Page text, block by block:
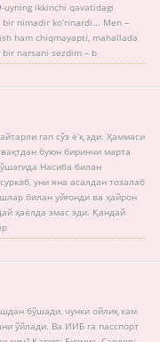
ikkinchi qavatidagi
nimadir ko‘rinardi... Men –
ham chiqmayapti, mahallada
narsani sezdim – b
гап сўз ё‘қ эди. Ҳаммаси
буюн биринчи марта
Насиба билан
уни яна асалдан тозалаб
билан уйғонди ва ҳайрон
ҳаёлда эмас эди. Қандай
бўшади, чунки ойлиқ кам
ўйлади. Ва ИИБ га пасспорт